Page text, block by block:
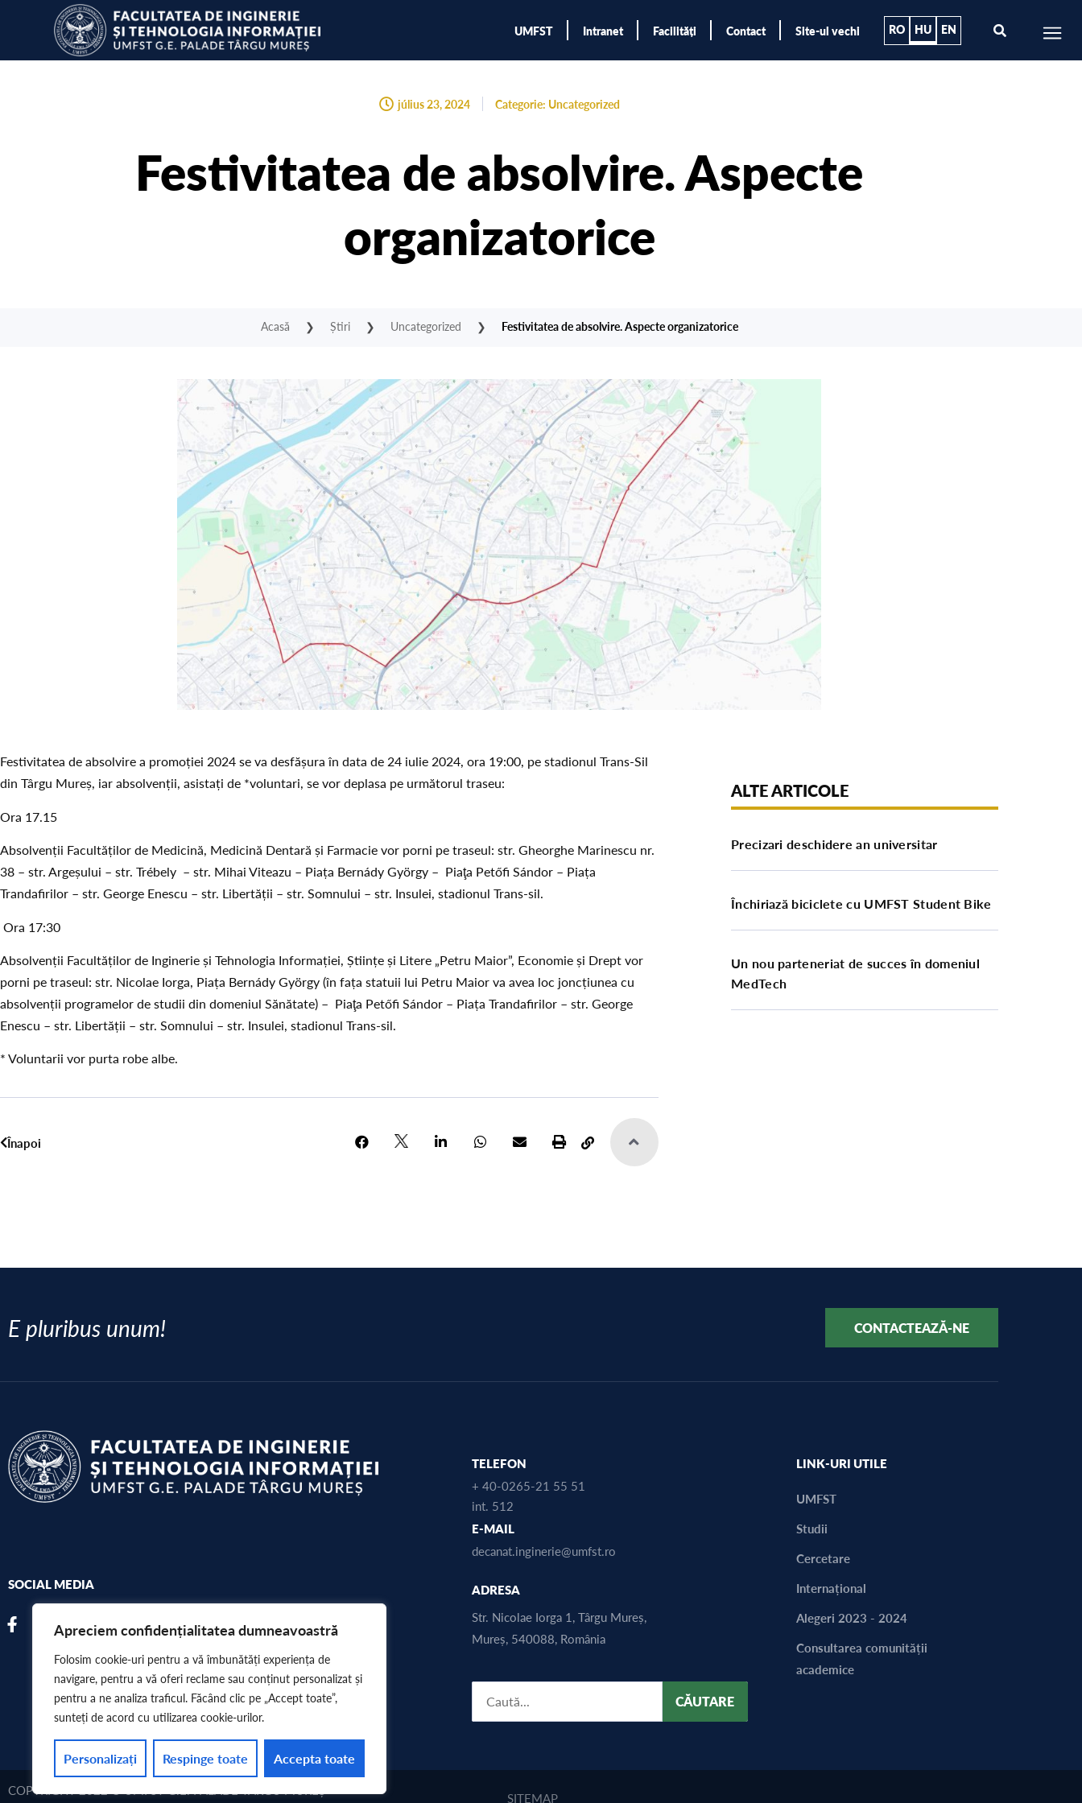
Apreciem confidențialitatea dumneavoastră
Folosim cookie-uri pentru a vă îmbunătăți experiența de
navigare, pentru a vă oferi reclame sau conținut personalizat și
pentru a ne analiza traficul. Făcând clic pe „Accept toate”,
sunteți de acord cu utilizarea cookie-urilor.
Personalizați Respinge toate Accepta toate
UMFST Intranet Facilități Contact Site-ul vechi RO HU EN
július 23, 2024 Categorie: Uncategorized
Festivitatea de absolvire. Aspecte
organizatorice
Acasă ❯ Știri ❯ Uncategorized ❯ Festivitatea de absolvire. Aspecte organizatorice
Festivitatea de absolvire a promoției 2024 se va desfășura în data de 24 iulie 2024, ora 19:00, pe stadionul Trans-Sil
din Târgu Mureș, iar absolvenții, asistați de *voluntari, se vor deplasa pe următorul traseu:
Ora 17.15
Absolvenții Facultăților de Medicină, Medicină Dentară și Farmacie vor porni pe traseul: str. Gheorghe Marinescu nr.
38 – str. Argeșului – str. Trébely – str. Mihai Viteazu – Piața Bernády György – Piaţa Petőfi Sándor – Piața
Trandafirilor – str. George Enescu – str. Libertății – str. Somnului – str. Insulei, stadionul Trans-sil.
Ora 17:30
Absolvenții Facultăților de Inginerie și Tehnologia Informației, Științe și Litere „Petru Maior”, Economie și Drept vor
porni pe traseul: str. Nicolae Iorga, Piața Bernády György (în fața statuii lui Petru Maior va avea loc joncțiunea cu
absolvenții programelor de studii din domeniul Sănătate) – Piaţa Petőfi Sándor – Piața Trandafirilor – str. George
Enescu – str. Libertății – str. Somnului – str. Insulei, stadionul Trans-sil.
* Voluntarii vor purta robe albe.
Înapoi
ALTE ARTICOLE
Precizari deschidere an universitar
Închiriază biciclete cu UMFST Student Bike
Un nou parteneriat de succes în domeniul
MedTech
E pluribus unum! CONTACTEAZĂ-NE
SOCIAL MEDIA
TELEFON
+ 40-0265-21 55 51
int. 512
E-MAIL
decanat.inginerie@umfst.ro
ADRESA
Str. Nicolae Iorga 1, Târgu Mureș,
Mureș, 540088, România
CĂUTARE
LINK-URI UTILE
UMFST
Studii
Cercetare
Internațional
Alegeri 2023 - 2024
Consultarea comunității
academice
COPYRIGHT 2022 © UMFST G.E. PALADE TÂRGU MUREȘ SITEMAP